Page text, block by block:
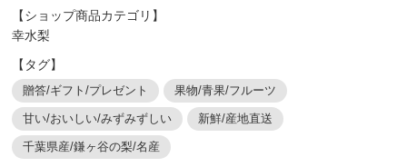
【ショップ商品カテゴリ】
幸水梨
【タグ】
贈答/ギフト/プレゼント 果物/青果/フルーツ
甘い/おいしい/みずみずしい 新鮮/産地直送
千葉県産/鎌ヶ谷の梨/名産